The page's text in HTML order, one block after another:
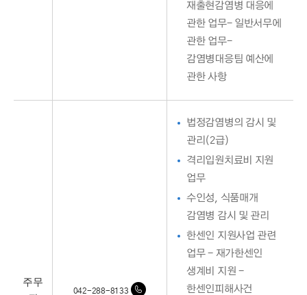
재출현감염병 대응에
관한 업무- 일반서무에
관한 업무-
감염병대응팀 예산에
관한 사항
주무
042-288-8133
법정감염병의 감시 및
관리(2급)
격리입원치료비 지원
업무
수인성, 식품매개
감염병 감시 및 관리
한센인 지원사업 관련
업무 - 재가한센인
생계비 지원 -
한센인피해사건